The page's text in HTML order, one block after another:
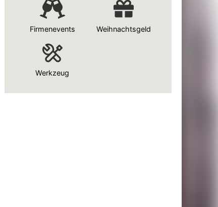
Firmenevents Weihnachtsgeld
Werkzeug